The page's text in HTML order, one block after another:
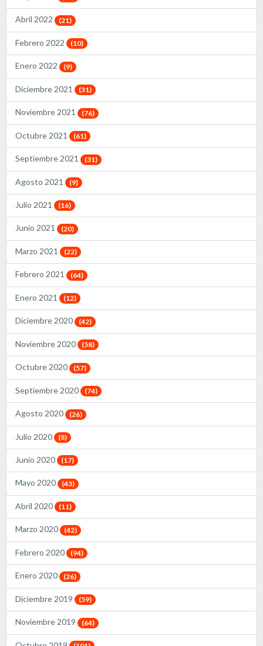
Abril 2022 (21)
Febrero 2022 (10)
Enero 2022 (9)
Diciembre 2021 (31)
Noviembre 2021 (76)
Octubre 2021 (61)
Septiembre 2021 (31)
Agosto 2021 (9)
Julio 2021 (16)
Junio 2021 (20)
Marzo 2021 (22)
Febrero 2021 (64)
Enero 2021 (12)
Diciembre 2020 (42)
Noviembre 2020 (58)
Octubre 2020 (57)
Septiembre 2020 (74)
Agosto 2020 (26)
Julio 2020 (8)
Junio 2020 (17)
Mayo 2020 (43)
Abril 2020 (11)
Marzo 2020 (42)
Febrero 2020 (94)
Enero 2020 (26)
Diciembre 2019 (59)
Noviembre 2019 (64)